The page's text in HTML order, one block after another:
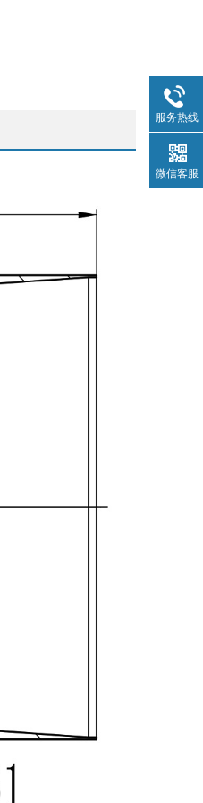
服务热线
微信客服